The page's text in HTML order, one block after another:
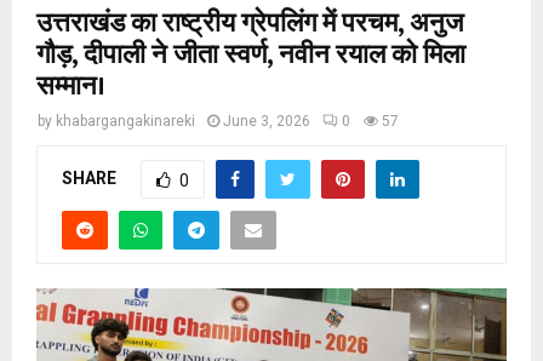
उत्तराखंड का राष्ट्रीय ग्रेपलिंग में परचम, अनुज
गौड़, दीपाली ने जीता स्वर्ण, नवीन रयाल को मिला
सम्मान।
by khabargangakinareki June 3, 2026 0 57
SHARE 0